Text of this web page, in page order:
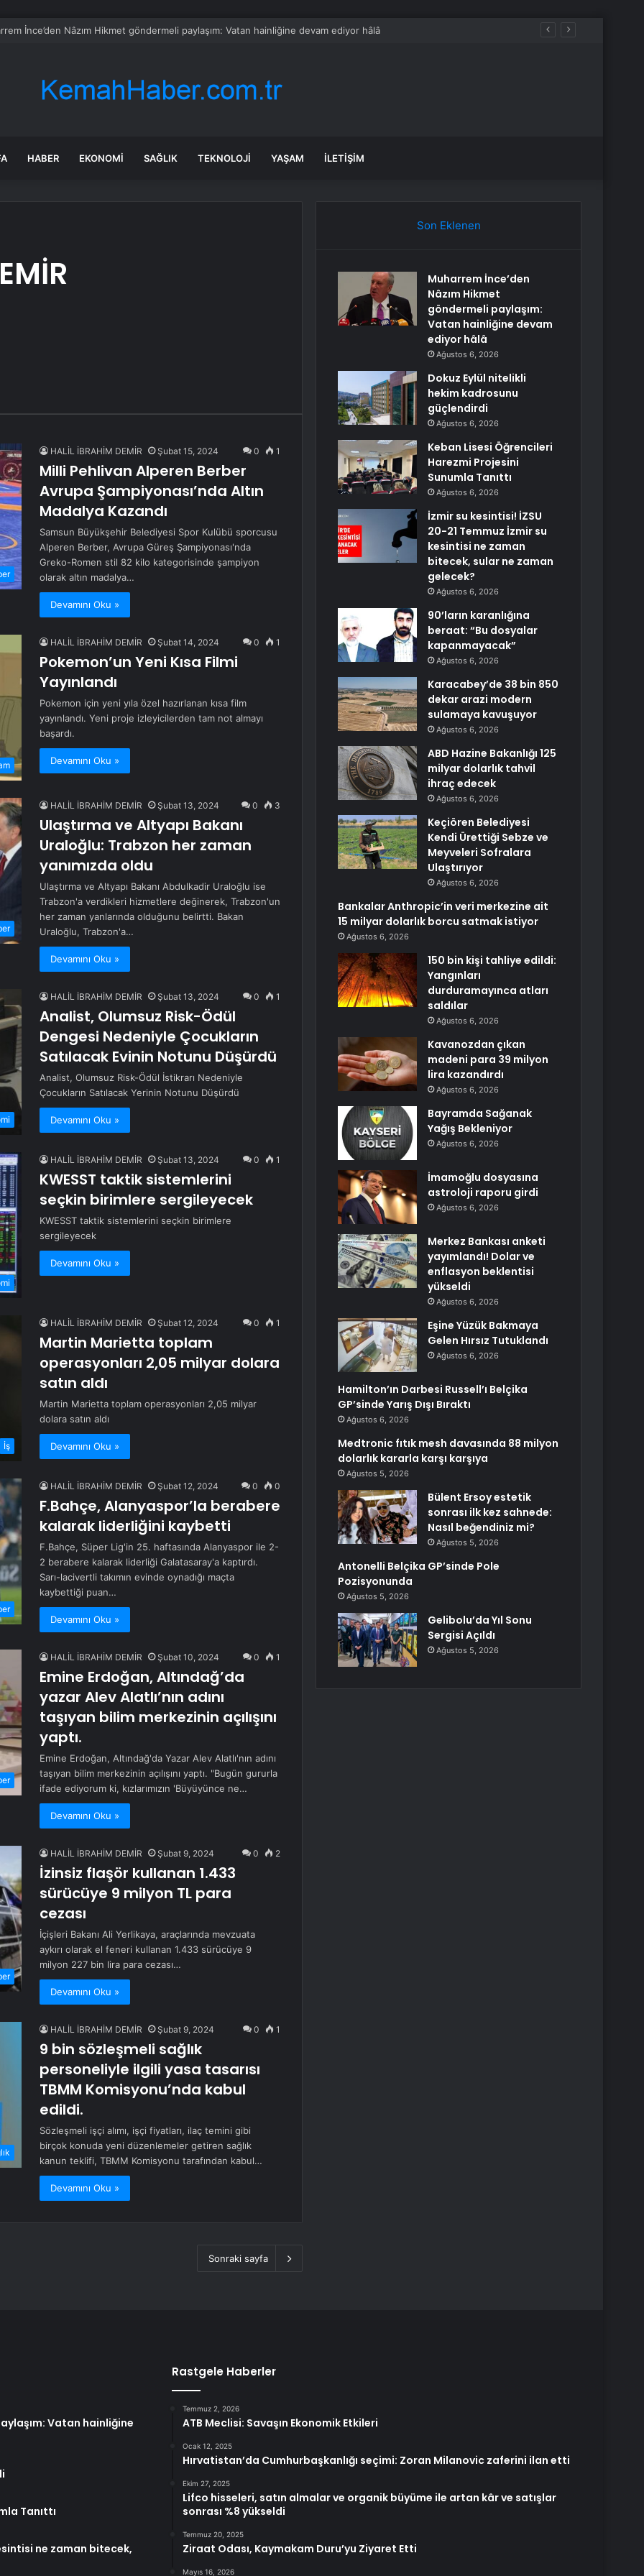
Eylül nitelikli hekim kadrosunu güçlendirdi
HABER EKONOMI SAĞLIK TEKNOLOJI YAŞAM İLETIŞIM
HALİL İBRAHİM DEMİR Şubat 15, 2024 0 1
Milli Pehlivan Alperen Berber
Avrupa Şampiyonası’nda Altın
Madalya Kazandı
Samsun Büyükşehir Belediyesi Spor Kulübü sporcusu
Alperen Berber, Avrupa Güreş Şampiyonası'nda
Greko-Romen stil 82 kilo kategorisinde şampiyon
olarak altın madalya…
Devamını Oku »
HALİL İBRAHİM DEMİR Şubat 14, 2024 0 1
Pokemon’un Yeni Kısa Filmi
Yayınlandı
Pokemon için yeni yıla özel hazırlanan kısa film
yayınlandı. Yeni proje izleyicilerden tam not almayı
başardı.
Devamını Oku »
HALİL İBRAHİM DEMİR Şubat 13, 2024 0 3
Ulaştırma ve Altyapı Bakanı
Uraloğlu: Trabzon her zaman
yanımızda oldu
Ulaştırma ve Altyapı Bakanı Abdulkadir Uraloğlu ise
Trabzon'a verdikleri hizmetlere değinerek, Trabzon'un
her zaman yanlarında olduğunu belirtti. Bakan
Uraloğlu, Trabzon'a…
Devamını Oku »
HALİL İBRAHİM DEMİR Şubat 13, 2024 0 1
Analist, Olumsuz Risk-Ödül
Dengesi Nedeniyle Çocukların
Satılacak Evinin Notunu Düşürdü
Analist, Olumsuz Risk-Ödül İstikrarı Nedeniyle
Çocukların Satılacak Yerinin Notunu Düşürdü
Devamını Oku »
HALİL İBRAHİM DEMİR Şubat 13, 2024 0 1
KWESST taktik sistemlerini
seçkin birimlere sergileyecek
KWESST taktik sistemlerini seçkin birimlere
sergileyecek
Devamını Oku »
İş
HALİL İBRAHİM DEMİR Şubat 12, 2024 0 1
Martin Marietta toplam
operasyonları 2,05 milyar dolara
satın aldı
Martin Marietta toplam operasyonları 2,05 milyar
dolara satın aldı
Devamını Oku »
HALİL İBRAHİM DEMİR Şubat 12, 2024 0 0
F.Bahçe, Alanyaspor’la berabere
kalarak liderliğini kaybetti
F.Bahçe, Süper Lig'in 25. haftasında Alanyaspor ile 2-
2 berabere kalarak liderliği Galatasaray'a kaptırdı.
Sarı-lacivertli takımın evinde oynadığı maçta
kaybettiği puan…
Devamını Oku »
HALİL İBRAHİM DEMİR Şubat 10, 2024 0 1
Emine Erdoğan, Altındağ’da
yazar Alev Alatlı’nın adını
taşıyan bilim merkezinin açılışını
yaptı.
Emine Erdoğan, Altındağ'da Yazar Alev Alatlı'nın adını
taşıyan bilim merkezinin açılışını yaptı. "Bugün gururla
ifade ediyorum ki, kızlarımızın 'Büyüyünce ne…
Devamını Oku »
HALİL İBRAHİM DEMİR Şubat 9, 2024 0 2
İzinsiz flaşör kullanan 1.433
sürücüye 9 milyon TL para
cezası
İçişleri Bakanı Ali Yerlikaya, araçlarında mevzuata
aykırı olarak el feneri kullanan 1.433 sürücüye 9
milyon 227 bin lira para cezası…
Devamını Oku »
HALİL İBRAHİM DEMİR Şubat 9, 2024 0 1
9 bin sözleşmeli sağlık
personeliyle ilgili yasa tasarısı
TBMM Komisyonu’nda kabul
edildi.
Sözleşmeli işçi alımı, işçi fiyatları, ilaç temini gibi
birçok konuda yeni düzenlemeler getiren sağlık
kanun teklifi, TBMM Komisyonu tarafından kabul…
Devamını Oku »
Sonraki sayfa
Son Eklenen
Muharrem İnce’den
Nâzım Hikmet
göndermeli paylaşım:
Vatan hainliğine devam
ediyor hâlâ
Ağustos 6, 2026
Dokuz Eylül nitelikli
hekim kadrosunu
güçlendirdi
Ağustos 6, 2026
Keban Lisesi Öğrencileri
Harezmi Projesini
Sunumla Tanıttı
Ağustos 6, 2026
İzmir su kesintisi! İZSU
20-21 Temmuz İzmir su
kesintisi ne zaman
bitecek, sular ne zaman
gelecek?
Ağustos 6, 2026
90’ların karanlığına
beraat: “Bu dosyalar
kapanmayacak”
Ağustos 6, 2026
Karacabey’de 38 bin 850
dekar arazi modern
sulamaya kavuşuyor
Ağustos 6, 2026
ABD Hazine Bakanlığı 125
milyar dolarlık tahvil
ihraç edecek
Ağustos 6, 2026
Keçiören Belediyesi
Kendi Ürettiği Sebze ve
Meyveleri Sofralara
Ulaştırıyor
Ağustos 6, 2026
Bankalar Anthropic’in veri merkezine ait
15 milyar dolarlık borcu satmak istiyor
Ağustos 6, 2026
150 bin kişi tahliye edildi:
Yangınları
durduramayınca atları
saldılar
Ağustos 6, 2026
Kavanozdan çıkan
madeni para 39 milyon
lira kazandırdı
Ağustos 6, 2026
Bayramda Sağanak
Yağış Bekleniyor
Ağustos 6, 2026
İmamoğlu dosyasına
astroloji raporu girdi
Ağustos 6, 2026
Merkez Bankası anketi
yayımlandı! Dolar ve
enflasyon beklentisi
yükseldi
Ağustos 6, 2026
Eşine Yüzük Bakmaya
Gelen Hırsız Tutuklandı
Ağustos 6, 2026
Hamilton’ın Darbesi Russell’ı Belçika
GP’sinde Yarış Dışı Bıraktı
Ağustos 6, 2026
Medtronic fıtık mesh davasında 88 milyon
dolarlık kararla karşı karşıya
Ağustos 5, 2026
Bülent Ersoy estetik
sonrası ilk kez sahnede:
Nasıl beğendiniz mi?
Ağustos 5, 2026
Antonelli Belçika GP’sinde Pole
Pozisyonunda
Ağustos 5, 2026
Gelibolu’da Yıl Sonu
Sergisi Açıldı
Ağustos 5, 2026
Vatan hainliğine
Tanıttı
ne zaman bitecek,
Rastgele Haberler
Temmuz 2, 2026
ATB Meclisi: Savaşın Ekonomik Etkileri
Ocak 12, 2025
Hırvatistan’da Cumhurbaşkanlığı seçimi: Zoran Milanovic zaferini ilan etti
Ekim 27, 2025
Lifco hisseleri, satın almalar ve organik büyüme ile artan kâr ve satışlar
sonrası %8 yükseldi
Temmuz 20, 2025
Ziraat Odası, Kaymakam Duru’yu Ziyaret Etti
Mayıs 16, 2026